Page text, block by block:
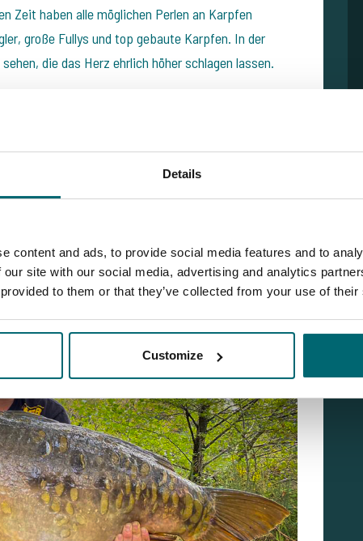
Details
content and ads, to provide social media features and to
our site with our social media, advertising and analytics
to them or that they’ve collected from your use of
Customize
Zeit haben alle möglichen Perlen an Karpfen
große Fullys und top gebaute Karpfen. In der
die das Herz ehrlich höher schlagen lassen.
in Flaschen abgefüllt, das unter dem Namen
wird. Der klare Etang la Chateline hat eine
Fluss De Dronne stetig mit frischem und